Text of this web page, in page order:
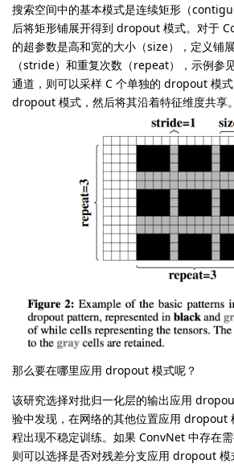
搜索空间中的基本模式是连续矩形（
后将矩形铺展开得到 dropout 模式。对于
的超参数是高和宽的大小（size），定义铺
（stride）和重复次数（repeat），示例参
通道，则可以采样 C 个单独的 dropout 模
dropout 模式，然后将其沿着特征维度共享。
那么要在哪里应用 dropout 模式呢？
该研究选择对批归一化层的输出应用
验中发现，在网络的其他位置应用 dropout
程出现不稳定训练。如果 ConvNet 中存在
则可以选择是否对残差分支应用 dropout